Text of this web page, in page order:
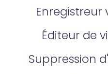
Enregistreur
Éditeur de
Suppression